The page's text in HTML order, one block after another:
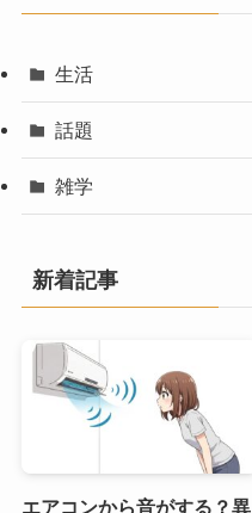
生活
話題
雑学
新着記事
エアコンから音がする？異